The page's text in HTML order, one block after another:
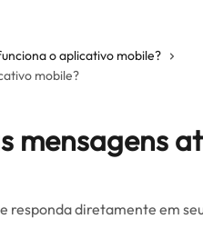
o aplicativo mobile?
mobile?
mensagens
responda diretamente em